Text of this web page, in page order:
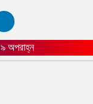
অপরাহ্ন